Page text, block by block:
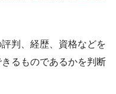
判、経歴、資格などを
るものであるかを判断